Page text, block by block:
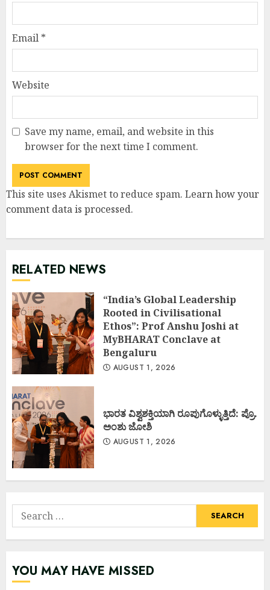
Email *
Website
Save my name, email, and website in this
browser for the next time I comment.
This site uses Akismet to reduce spam. Learn how your
comment data is processed.
RELATED NEWS
“India’s Global Leadership
Rooted in Civilisational
Ethos”: Prof Anshu Joshi at
MyBHARAT Conclave at
Bengaluru
AUGUST 1, 2026
ಭಾರತ ವಿಶ್ವಶಕ್ತಿಯಾಗಿ ರೂಪುಗೊಳ್ಳುತ್ತಿದೆ: ಪ್ರೊ.
ಅಂಶು ಜೋಶಿ
AUGUST 1, 2026
Search
for:
YOU MAY HAVE MISSED